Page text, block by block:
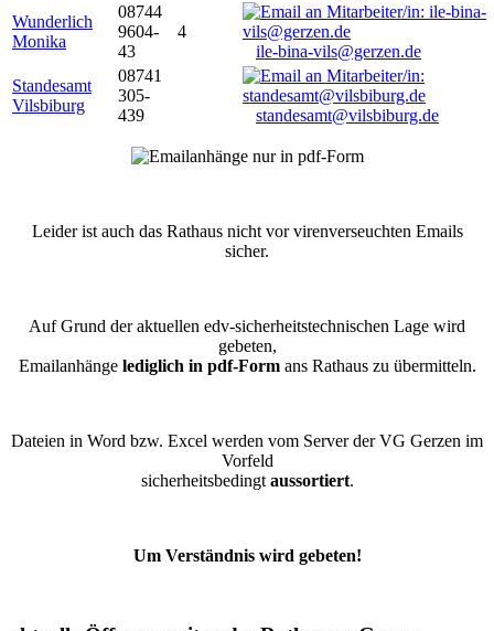
Wunderlich
Monika
08744
9604-
43
4
ile-bina-vils@gerzen.de
Standesamt
Vilsbiburg
08741
305-
439
standesamt@vilsbiburg.de
Leider ist auch das Rathaus nicht vor virenverseuchten Emails
sicher.
Auf Grund der aktuellen edv-sicherheitstechnischen Lage wird
gebeten,
Emailanhänge lediglich in pdf-Formans Rathaus zu übermitteln.
Dateien in Word bzw. Excel werden vom Server der VG Gerzen im
Vorfeld
sicherheitsbedingt aussortiert.
Um Verständnis wird gebeten!